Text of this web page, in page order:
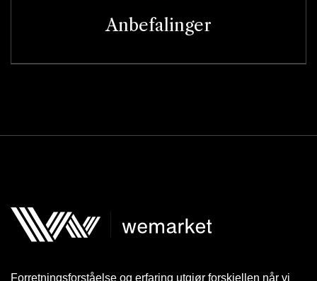
Anbefalinger
Forretningsforståelse og erfaring utgjør forskjellen når vi